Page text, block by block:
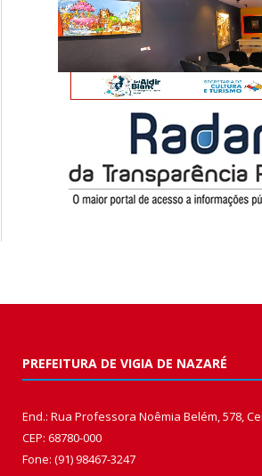
PREFEITURA DE VIGIA DE NAZARÉ
End.: Rua Professora Noêmia Belém, 578,
CEP: 68780-000
Fone: (91) 98467-3247